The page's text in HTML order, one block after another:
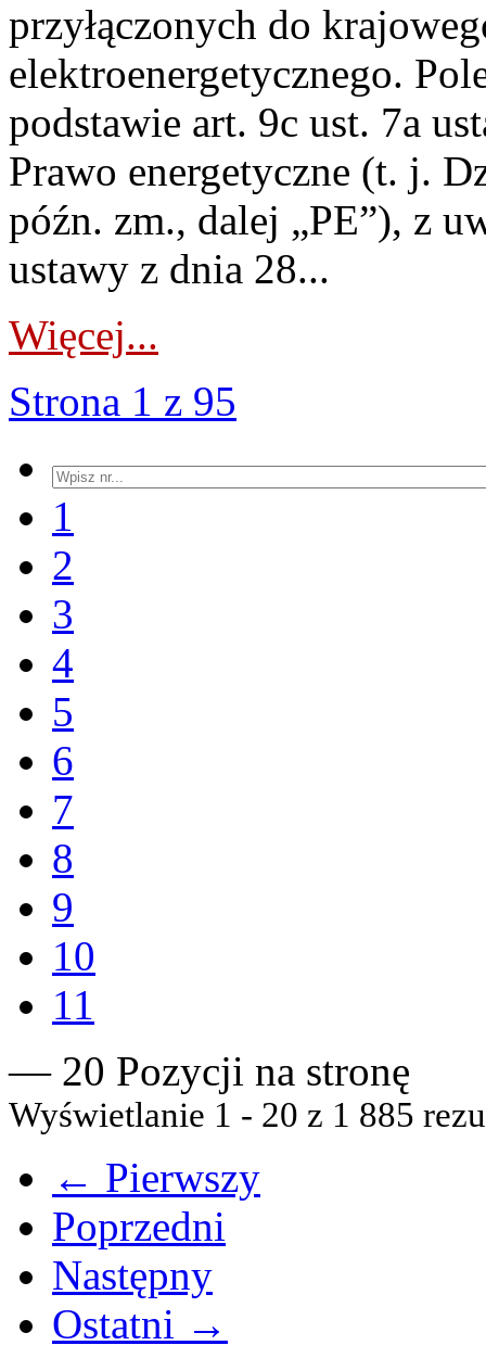
przyłączonych do
elektroenergetycznego.
podstawie art. 9c ust. 7a
Prawo energetyczne (t. j.
późn. zm., dalej „PE”), z
ustawy z dnia 28...
Więcej...
Strona 1 z 95
1
2
3
4
5
6
7
8
9
10
11
— 20 Pozycji na stronę
Wyświetlanie 1 - 20 z 1 885
← Pierwszy
Poprzedni
Następny
Ostatni →